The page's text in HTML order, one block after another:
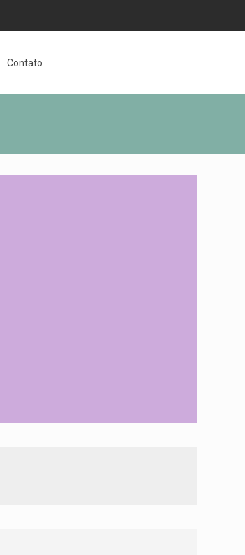
Contato